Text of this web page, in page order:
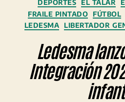
DEPORTES EL TALAR
FRAILE PINTADO
FÚTBOL
LEDESMA
LIBERTADOR
Ledesma
Integración